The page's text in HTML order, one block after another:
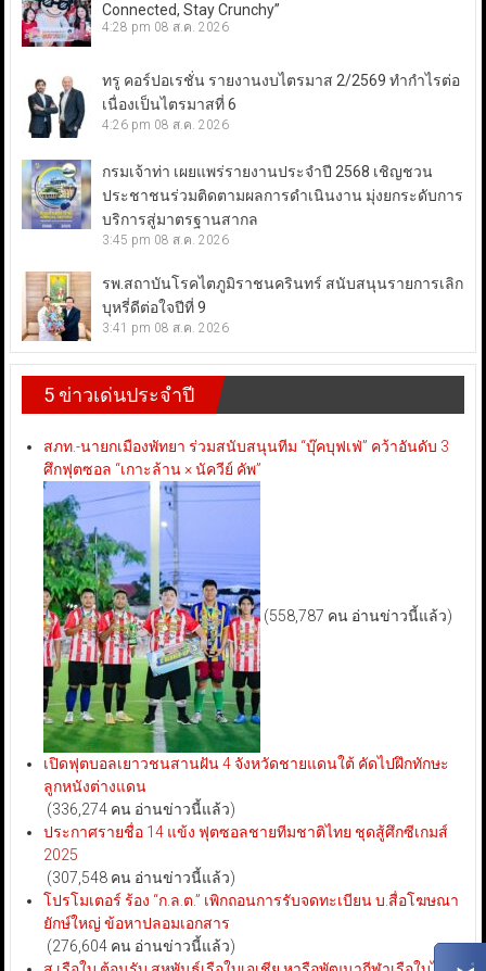
Connected, Stay Crunchy”
4:28 pm 08 ส.ค. 2026
ทรู คอร์ปอเรชั่น รายงานงบไตรมาส 2/2569 ทำกำไรต่อ
เนื่องเป็นไตรมาสที่ 6
4:26 pm 08 ส.ค. 2026
กรมเจ้าท่า เผยแพร่รายงานประจำปี 2568 เชิญชวน
ประชาชนร่วมติดตามผลการดำเนินงาน มุ่งยกระดับการ
บริการสู่มาตรฐานสากล
3:45 pm 08 ส.ค. 2026
รพ.สถาบันโรคไตภูมิราชนครินทร์ สนับสนุนรายการเลิก
บุหรี่ดีต่อใจปีที่ 9
3:41 pm 08 ส.ค. 2026
5 ข่าวเด่นประจำปี
สภท.-นายกเมืองพัทยา ร่วมสนับสนุนทีม “บุ๊คบุฟเฟ่” คว้าอันดับ 3
ศึกฟุตซอล “เกาะล้าน × นัควีย์ คัพ”
(558,787 คน อ่านข่าวนี้แล้ว)
เปิดฟุตบอลเยาวชนสานฝัน 4 จังหวัดชายแดนใต้ คัดไปฝึกทักษะ
ลูกหนังต่างแดน
(336,274 คน อ่านข่าวนี้แล้ว)
ประกาศรายชื่อ 14 แข้ง ฟุตซอลชายทีมชาติไทย ชุดสู้ศึกซีเกมส์
2025
(307,548 คน อ่านข่าวนี้แล้ว)
โปรโมเตอร์ ร้อง “ก.ล.ต.” เพิกถอนการรับจดทะเบียน บ.สื่อโฆษณา
ยักษ์ใหญ่ ข้อหาปลอมเอกสาร
(276,604 คน อ่านข่าวนี้แล้ว)